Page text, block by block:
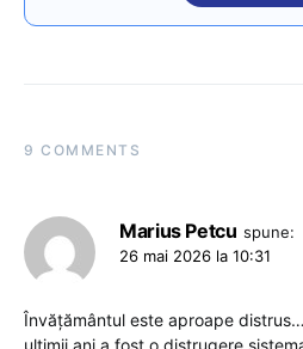
9 COMMENTS
Marius Petcu spune:
26 mai 2026 la 10:31
Învățământul este aproape
ultimii ani a fost o distrugere